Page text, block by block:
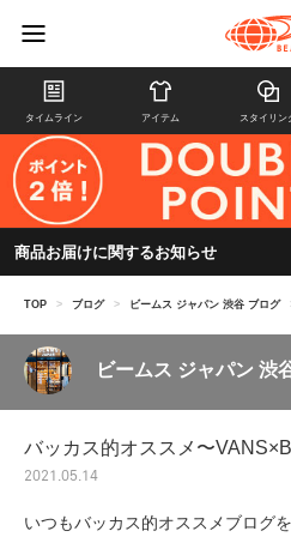
タイムライン アイテム スタイリン
商品お届けに関するお知らせ
TOP > ブログ > ビームス ジャパン 渋谷 ブログ
ビームス ジャパン 渋
バッカス的オススメ〜
2021.05.14
いつもバッカス的オススメブログ